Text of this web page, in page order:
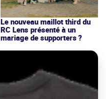
Le nouveau maillot third du
RC Lens présenté à un
mariage de supporters ?